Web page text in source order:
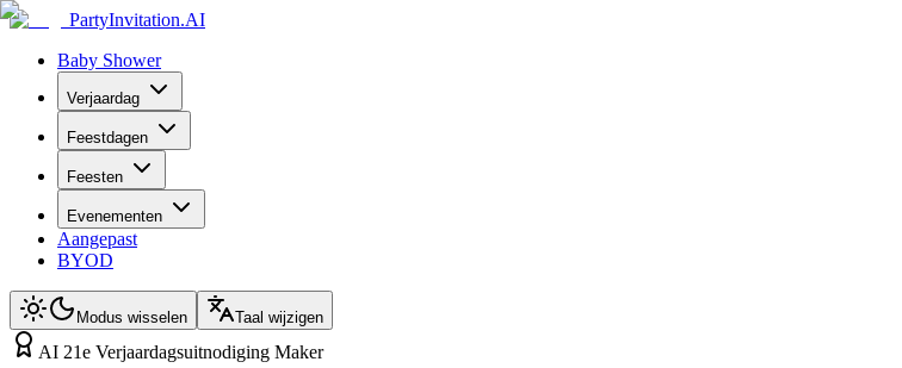
PartyInvitation.AI
Baby Shower
Verjaardag
Feestdagen
Feesten
Evenementen
Aangepast
BYOD
Modus wisselen Taal wijzigen
AI 21e Verjaardagsuitnodiging Maker